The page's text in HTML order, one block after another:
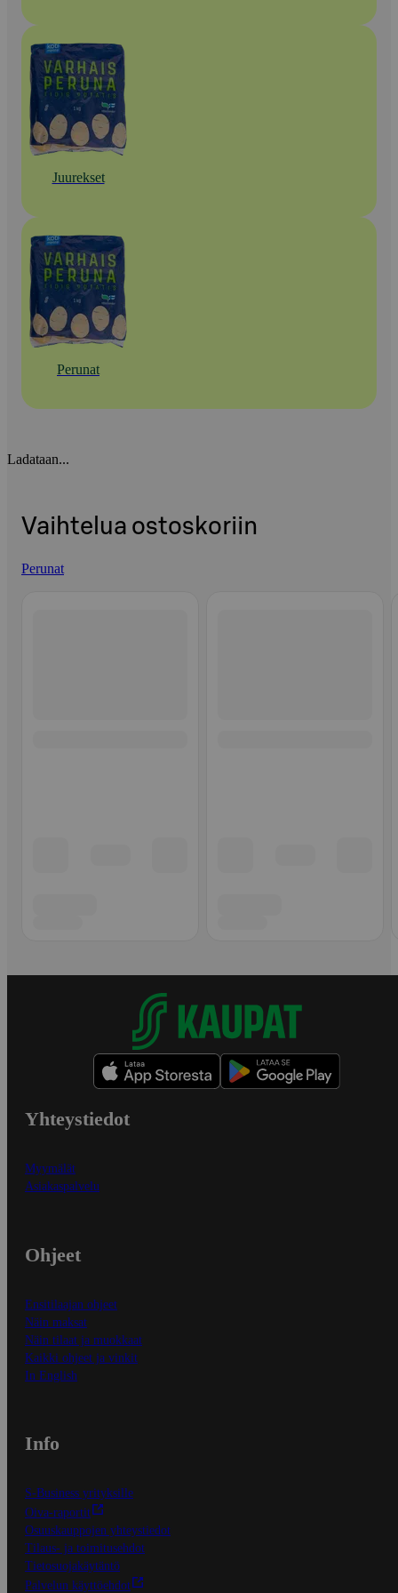
Juurekset
Perunat
Ladataan...
Vaihtelua ostoskoriin
Perunat
Yhteystiedot
Myymälät
Asiakaspalvelu
Ohjeet
Ensitilaajan ohjeet
Näin maksat
Näin tilaat ja muokkaat
Kaikki ohjeet ja vinkit
In English
Info
S-Business yrityksille
Oiva-raportit
Osuuskauppojen yhteystiedot
Tilaus- ja toimitusehdot
Tietosuojakäytäntö
Palvelun käyttöehdot